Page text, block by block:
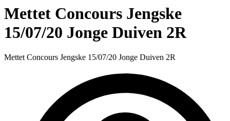
Mettet Concours Jengske
15/07/20 Jonge Duiven 2R
Mettet Concours Jengske 15/07/20 Jonge Duiven 2R